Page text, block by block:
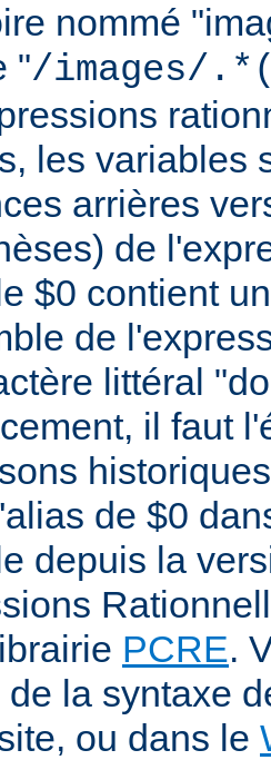
nommé
"/images/
les variables
arrières
de
$0 contient
de
littéral
il faut
de $0
depuis la
PCRE.
de la syntaxe
ou dans le